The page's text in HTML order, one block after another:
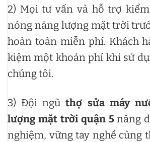
2) Mọi tư vấn và hỗ trợ
nóng năng lượng mặt trời
hoàn toàn miễn phí. Khách
kiệm một khoản phí khi sử
chúng tôi.
3) Đội ngũthợ sửa máy
lượng mặt trời quận 5năng
nghiệm, vững tay nghề cùng